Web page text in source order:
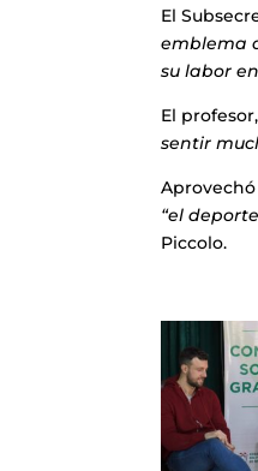
El
emblema
su labor
El
sentir
“el
Piccolo.